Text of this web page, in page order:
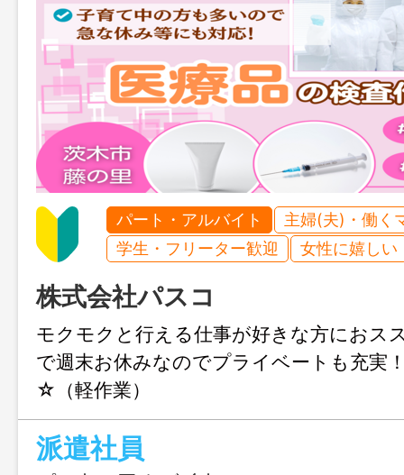
パート・アルバイト
主婦(夫)・働く
学生・フリーター歓迎
女性に嬉しい
株式会社パスコ
モクモクと行える仕事が好きな方におス
で週末お休みなのでプライベートも充実
☆（軽作業）
派遣社員